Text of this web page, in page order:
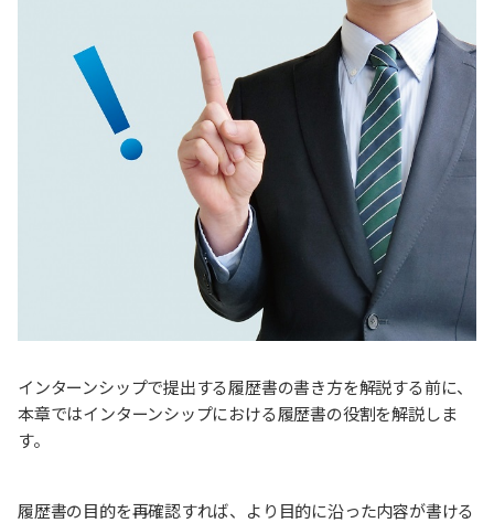
インターンシップで提出する履歴書の書き方を解説する前に、
本章ではインターンシップにおける履歴書の役割を解説しま
す。
履歴書の目的を再確認すれば、より目的に沿った内容が書ける